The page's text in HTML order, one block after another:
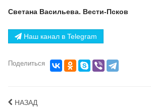
Светана Васильева. Вести-Псков
Наш канал в Telegram
Поделиться
НАЗАД